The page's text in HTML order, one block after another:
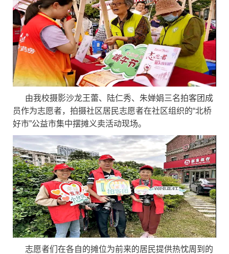
由我校摄影沙龙王蕾、陆仁秀、朱婵娟三名拍客团成
员作为志愿者，拍摄社区居民志愿者在社区组织的“北桥
好市”公益市集中摆摊义卖活动现场。
志愿者们在各自的摊位为前来的居民提供热忱周到的